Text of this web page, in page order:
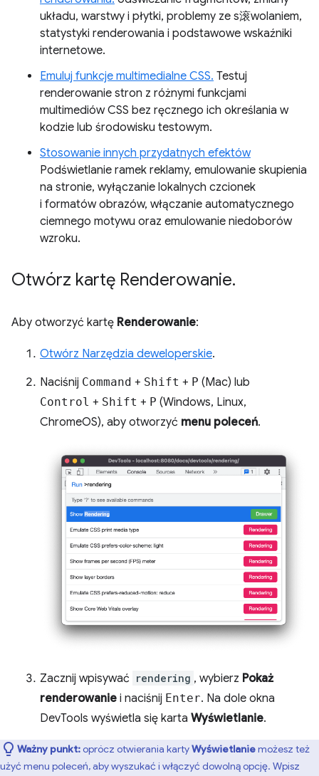
układu, warstwy i płytki, problemy ze s滚wolaniem,
statystyki renderowania i podstawowe wskaźniki
internetowe.
Emuluj funkcje multimedialne CSS. Testuj
renderowanie stron z różnymi funkcjami
multimediów CSS bez ręcznego ich określania w
kodzie lub środowisku testowym.
Stosowanie innych przydatnych efektów
Podświetlanie ramek reklamy, emulowanie skupienia
na stronie, wyłączanie lokalnych czcionek
i formatów obrazów, włączanie automatycznego
ciemnego motywu oraz emulowanie niedoborów
wzroku.
Otwórz kartę Renderowanie.
Aby otworzyć kartę Renderowanie:
Otwórz Narzędzia deweloperskie.
Naciśnij Command + Shift + P (Mac) lub
Control + Shift + P (Windows, Linux,
ChromeOS), aby otworzyć menu poleceń.
Zacznij wpisywać rendering , wybierz Pokaż
renderowanie i naciśnij Enter. Na dole okna
DevTools wyświetla się karta Wyświetlanie.
Ważny punkt:oprócz otwierania kartyWyświetlaniemożesz też
użyć menu poleceń, aby wyszukać i włączyć dowolną opcję. Wpisz